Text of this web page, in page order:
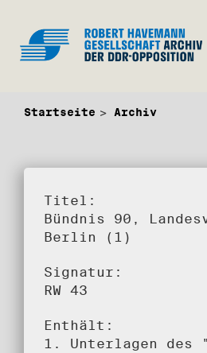
Startseite Archiv
Titel:
Bündnis 90,
Berlin (1)
Signatur:
RW 43
Enthält:
1. Unterlagen des